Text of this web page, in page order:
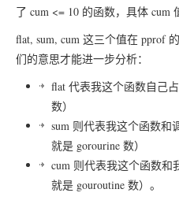
了 cum <= 10 的函数，具体 cum
flat, sum, cum 这三个值在 pprof
们的意思才能进一步分析：
flat 代表我这个函数自己
数）
sum 则代表我这个函数和
就是 gorourine 数）
cum 则代表我这个函数和
就是 gouroutine 数）。